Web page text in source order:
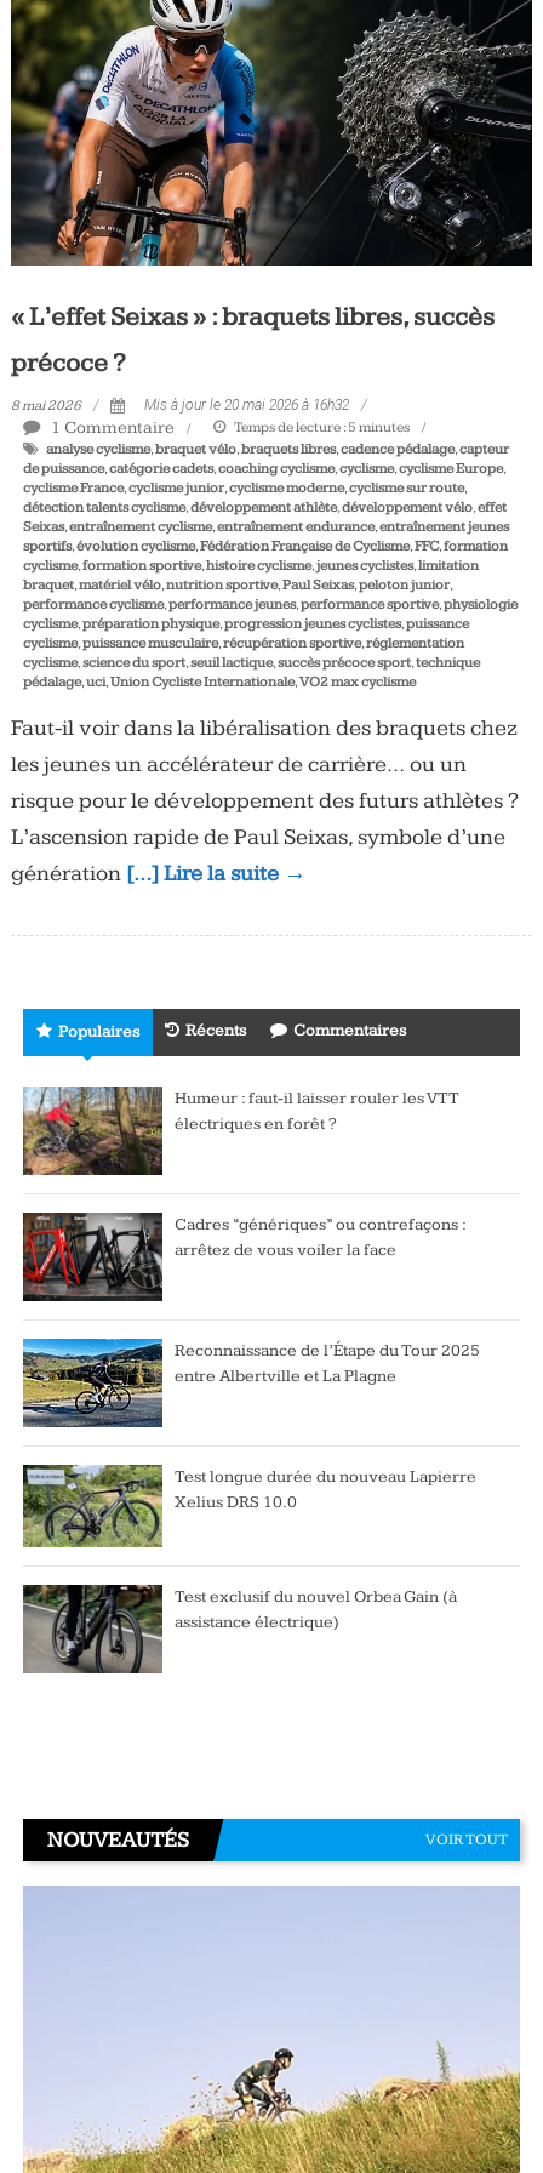
Tous
les
jours,
votre
actualité
vélo
triathlon
« L’effet Seixas » : braquets libres, succès
précoce ?
8 mai 2026 Mis à jour le 20 mai 2026 à 16h32
1 Commentaire Temps de lecture : 5 minutes
analyse cyclisme,braquet vélo,braquets libres,cadence pédalage,capteur
de puissance,catégorie cadets,coaching cyclisme,cyclisme,cyclisme Europe,
cyclisme France,cyclisme junior,cyclisme moderne,cyclisme sur route,
détection talents cyclisme,développement athlète,développement vélo,effet
Seixas,entraînement cyclisme,entraînement endurance,entraînement jeunes
sportifs,évolution cyclisme,Fédération Française de Cyclisme,FFC,formation
cyclisme,formation sportive,histoire cyclisme,jeunes cyclistes,limitation
braquet,matériel vélo,nutrition sportive,Paul Seixas,peloton junior,
performance cyclisme,performance jeunes,performance sportive,physiologie
cyclisme,préparation physique,progression jeunes cyclistes,puissance
cyclisme,puissance musculaire,récupération sportive,réglementation
cyclisme,science du sport,seuil lactique,succès précoce sport,technique
pédalage,uci,Union Cycliste Internationale,VO2 max cyclisme
Faut-il voir dans la libéralisation des braquets chez
les jeunes un accélérateur de carrière… ou un
risque pour le développement des futurs athlètes ?
L’ascension rapide de Paul Seixas, symbole d’une
génération […] Lire la suite →
Populaires Récents Commentaires
Humeur : faut-il laisser rouler les VTT
électriques en forêt ?
Cadres “génériques” ou contrefaçons :
arrêtez de vous voiler la face
Reconnaissance de l’Étape du Tour 2025
entre Albertville et La Plagne
Test longue durée du nouveau Lapierre
Xelius DRS 10.0
Test exclusif du nouvel Orbea Gain (à
assistance électrique)
NOUVEAUTÉS VOIR TOUT